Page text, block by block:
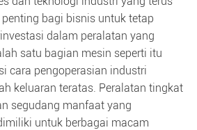
bagi bisnis untuk tetap
dalam peralatan yang
satu bagian mesin seperti itu
cara pengoperasian industri
keluaran teratas. Peralatan tingkat
segudang manfaat yang
untuk berbagai macam